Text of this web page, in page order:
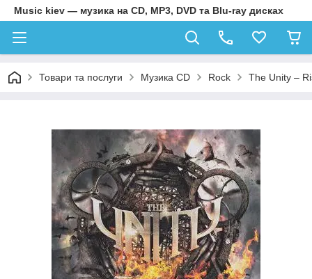
Music kiev — музика на CD, MP3, DVD та Blu-ray дисках
Товари та послуги Музика CD Rock The Unity –